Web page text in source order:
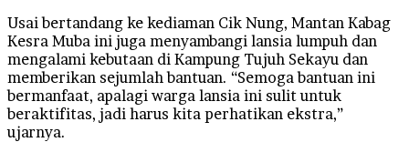
Usai bertandang ke kediaman Cik Nung, Mantan Kabag
Kesra Muba ini juga menyambangi lansia lumpuh dan
mengalami kebutaan di Kampung Tujuh Sekayu dan
memberikan sejumlah bantuan. “Semoga bantuan ini
bermanfaat, apalagi warga lansia ini sulit untuk
beraktifitas, jadi harus kita perhatikan ekstra,”
ujarnya.